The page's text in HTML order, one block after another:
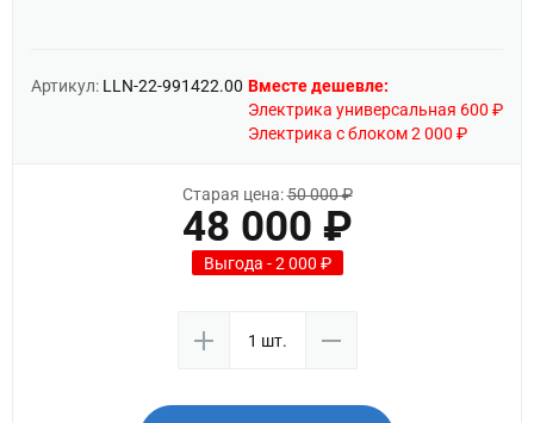
Артикул: LLN-22-991422.00 Вместе дешевле:
Электрика универсальная 600 ₽
Электрика с блоком 2 000 ₽
Старая цена:50 000 ₽
48 000 ₽
Выгода - 2 000 ₽